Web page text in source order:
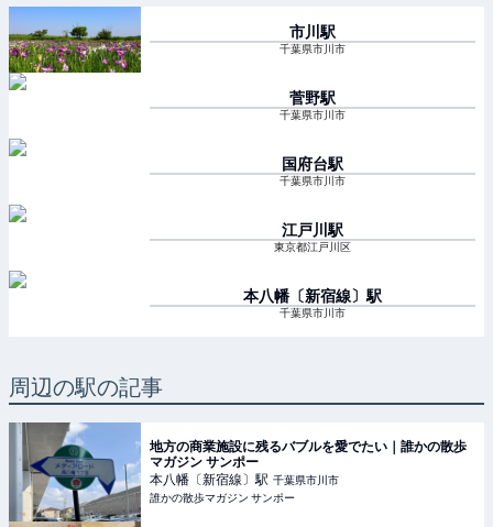
市川 駅
千葉県市川市
菅野駅
千葉県市川市
国府台駅
千葉県市川市
江戸川 駅
東京都江戸川区
本八幡〔新宿線〕 駅
千葉県市川市
周辺の駅の記事
地方の商業施設に残るバブルを愛でたい｜誰かの散歩
マガジン サンポー
本八幡〔新宿線〕駅 千葉県市川市
誰かの散歩マガジン サンポー